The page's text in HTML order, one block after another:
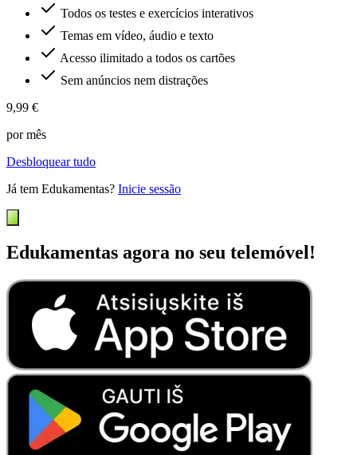
Todos os testes e exercícios interativos
Temas em vídeo, áudio e texto
Acesso ilimitado a todos os cartões
Sem anúncios nem distrações
9,99 €
por mês
Desbloquear tudo
Já tem Edukamentas? Inicie sessão
Edukamentas agora no seu telemóvel!